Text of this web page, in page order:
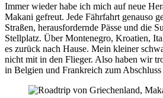
Immer wieder habe ich mich auf neue
Makani gefreut. Jede Fährfahrt genauso
Straßen, herausfordernde Pässe und die
Stellplatz. Über Montenegro, Kroatien,
es zurück nach Hause. Mein kleiner
nicht mit in den Flieger. Also haben wir
in Belgien und Frankreich zum Abschluss